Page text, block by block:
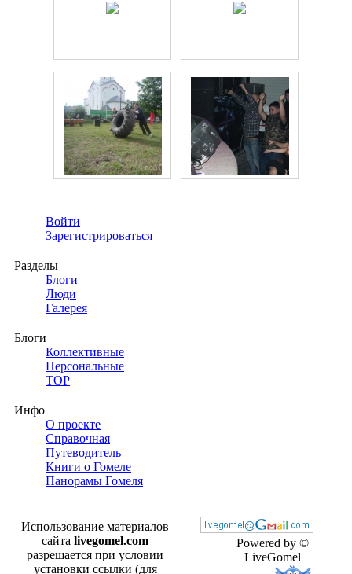
Войти
Зарегистрироваться
Разделы
Блоги
Люди
Галерея
Блоги
Коллективные
Персональные
TOP
Инфо
О проекте
Справочная
Путеводитель
Книги о Гомеле
Панорамы Гомеля
Powered by ©
LiveGomel
Использование материалов
сайта livegomel.com
разрешается при условии
установки ссылки (для